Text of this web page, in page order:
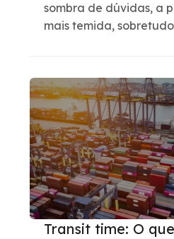
sombra de dúvidas, a
mais temida,
Transit time: O